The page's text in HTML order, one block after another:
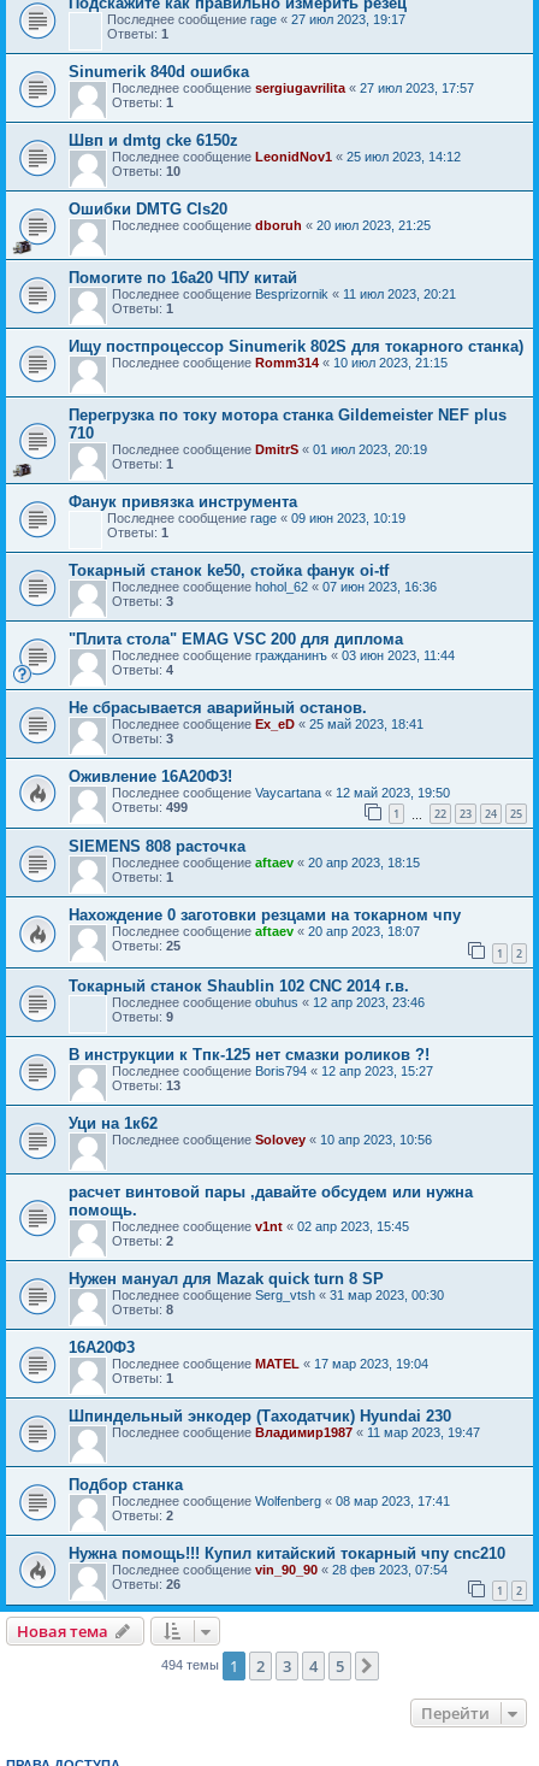
Последнее сообщение rage « 27 июл 2023, 19:17
Ответы: 1
Sinumerik 840d ошибка
Последнее сообщение sergiugavrilita « 27 июл 2023, 17:57
Ответы: 1
Швп и dmtg cke 6150z
Последнее сообщение LeonidNov1 « 25 июл 2023, 14:12
Ответы: 10
Ошибки DMTG Cls20
Последнее сообщение dboruh « 20 июл 2023, 21:25
Помогите по 16а20 ЧПУ китай
Последнее сообщение Besprizornik « 11 июл 2023, 20:21
Ответы: 1
Ищу постпроцессор Sinumerik 802S для токарного станка)
Последнее сообщение Romm314 « 10 июл 2023, 21:15
Перегрузка по току мотора станка Gildemeister NEF plus
710
Последнее сообщение DmitrS « 01 июл 2023, 20:19
Ответы: 1
Фанук привязка инструмента
Последнее сообщение rage « 09 июн 2023, 10:19
Ответы: 1
Токарный станок ke50, стойка фанук oi-tf
Последнее сообщение hohol_62 « 07 июн 2023, 16:36
Ответы: 3
"Плита стола" EMAG VSC 200 для диплома
Последнее сообщение гражданинъ « 03 июн 2023, 11:44
Ответы: 4
Не сбрасывается аварийный останов.
Последнее сообщение Ex_eD « 25 май 2023, 18:41
Ответы: 3
Оживление 16А20Ф3!
Последнее сообщение Vaycartana « 12 май 2023, 19:50
Ответы: 499 1 22 23 24 25
SIEMENS 808 расточка
Последнее сообщение aftaev « 20 апр 2023, 18:15
Ответы: 1
Нахождение 0 заготовки резцами на токарном чпу
Последнее сообщение aftaev « 20 апр 2023, 18:07
Ответы: 25 1 2
Токарный станок Shaublin 102 CNC 2014 г.в.
Последнее сообщение obuhus « 12 апр 2023, 23:46
Ответы: 9
В инструкции к Тпк-125 нет смазки роликов ?!
Последнее сообщение Boris794 « 12 апр 2023, 15:27
Ответы: 13
Уци на 1к62
Последнее сообщение Solovey « 10 апр 2023, 10:56
расчет винтовой пары ,давайте обсудем или нужна
помощь.
Последнее сообщение v1nt « 02 апр 2023, 15:45
Ответы: 2
Нужен мануал для Mazak quick turn 8 SP
Последнее сообщение Serg_vtsh « 31 мар 2023, 00:30
Ответы: 8
16А20Ф3
Последнее сообщение MATEL « 17 мар 2023, 19:04
Ответы: 1
Шпиндельный энкодер (Таходатчик) Hyundai 230
Последнее сообщение Владимир1987 « 11 мар 2023, 19:47
Подбор станка
Последнее сообщение Wolfenberg « 08 мар 2023, 17:41
Ответы: 2
Нужна помощь!!! Купил китайский токарный чпу cnc210
Последнее сообщение vin_90_90 « 28 фев 2023, 07:54
Ответы: 26 1 2
Новая тема
494 темы 1 2 3 4 5
Перейти